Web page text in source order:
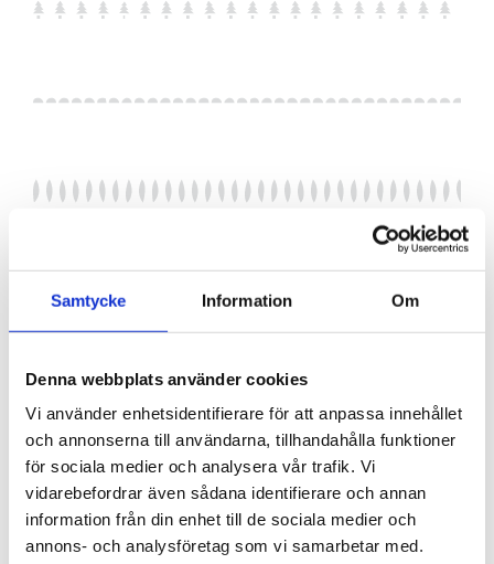
Samtycke Information Om
Denna webbplats använder cookies
Vi använder enhetsidentifierare för att anpassa innehållet
och annonserna till användarna, tillhandahålla funktioner
för sociala medier och analysera vår trafik. Vi
vidarebefordrar även sådana identifierare och annan
information från din enhet till de sociala medier och
annons- och analysföretag som vi samarbetar med.